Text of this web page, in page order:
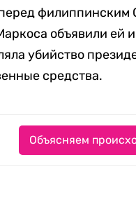
филиппинским
объявили ей
убийство
средства.
Объясняем